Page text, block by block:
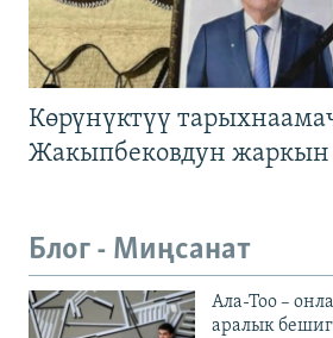
Көрүнүктүү
Жакыпбековдун жаркын
Блог - Миңсанат
Ала-Тоо –
аралык